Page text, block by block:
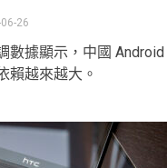
26
數據顯示，中國
賴越來越大。